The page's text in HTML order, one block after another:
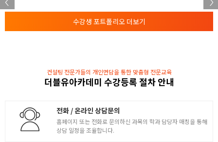
- 배치속성 : display
- 위치속성 : position
- 배치속성2 : float
- 변형속성, 변환속성
- git을 활용한 버전관리
HTML, CSS 활용 심화
수강생 포트폴리오 더보기
컨설팅 전문가들의 개인면담을 통한 맞춤형 전문교육
더블유아카데미 수강등록 절차 안내
전화 / 온라인 상담문의
홈페이지 또는 전화로 문의하신 과목의 학과 담당자 매칭을 통해
상담 일정을 조율합니다.